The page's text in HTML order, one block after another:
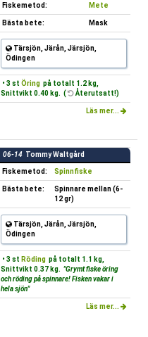
Fiskemetod: Mete
Bästa bete: Mask
Tärsjön, Järån, Järsjön,
Ödingen
• 3 st Öring på totalt 1.2 kg,
Snittvikt 0.40 kg. (
Återutsatt!)
Läs mer...
06-14 Tommy Waltgård
Fiskemetod: Spinnfiske
Bästa bete:
Spinnare mellan (6-
12 gr)
Tärsjön, Järån, Järsjön,
Ödingen
• 3 st Röding på totalt 1.1 kg,
Snittvikt 0.37 kg. "Grymt fiske öring
och röding på spinnare! Fisken vakar i
hela sjön"
Läs mer...